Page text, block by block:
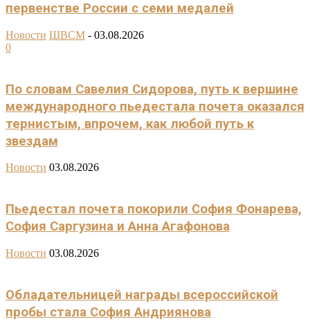
первенстве России с семи медалей
Новости ШВСМ - 03.08.2026
0
По словам Савелия Сидорова, путь к вершине
международного пьедестала почета оказался
тернистым, впрочем, как любой путь к
звездам
Новости 03.08.2026
Пьедестал почета покорили София Фонарева,
София Саргузина и Анна Агафонова
Новости 03.08.2026
Обладательницей награды всероссийской
пробы стала София Андриянова